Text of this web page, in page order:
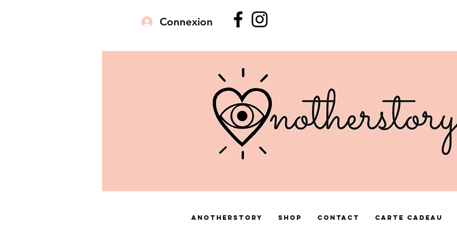
Connexion
Anotherstory Shop Contact Carte cadeau